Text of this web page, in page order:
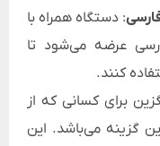
: دستگاه همراه با
عرضه می‌شود تا
کنند.
برای کسانی که از
گزینه می‌باشد. این